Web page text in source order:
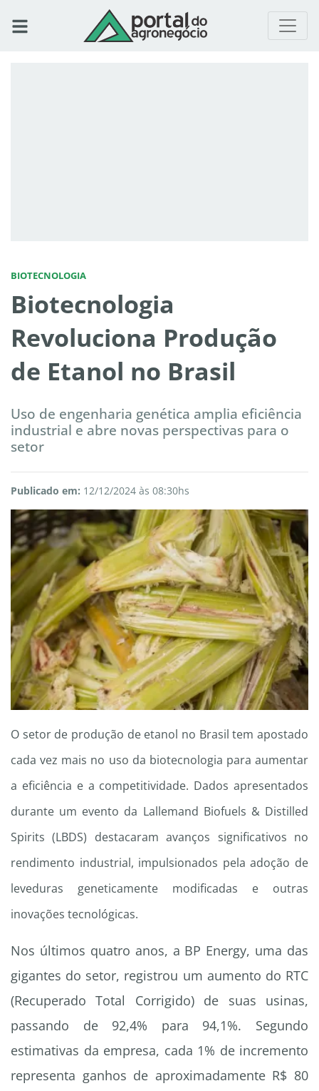
BIOTECNOLOGIA
Biotecnologia
Revoluciona Produção
de Etanol no Brasil
Uso de engenharia genética amplia eficiência
industrial e abre novas perspectivas para o
setor
Publicado em: 12/12/2024 às 08:30hs
O setor de produção de etanol no Brasil tem apostado
cada vez mais no uso da biotecnologia para aumentar
a eficiência e a competitividade. Dados apresentados
durante um evento da Lallemand Biofuels & Distilled
Spirits (LBDS) destacaram avanços significativos no
rendimento industrial, impulsionados pela adoção de
leveduras geneticamente modificadas e outras
inovações tecnológicas.
Nos últimos quatro anos, a BP Energy, uma das
gigantes do setor, registrou um aumento do RTC
(Recuperado Total Corrigido) de suas usinas,
passando de 92,4% para 94,1%. Segundo
estimativas da empresa, cada 1% de incremento
representa ganhos de aproximadamente R$ 80